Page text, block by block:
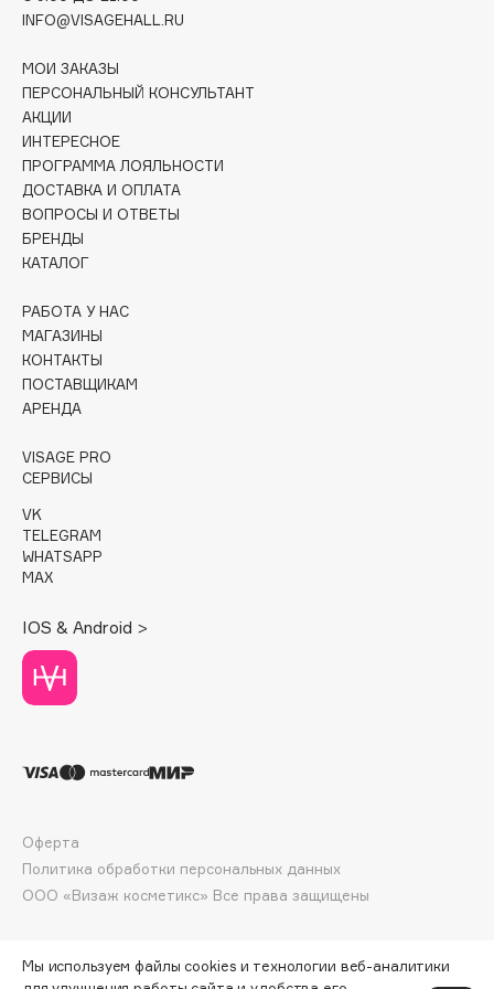
Deonica
Dior
Divage
Dolce & Gabbana
Dolomit
Dorco
DP Daily Perfection
Dr. Vranjes Firenze
Dr.Ceuracle
Dr.Jart+
DSD de Luxe
Dyson
E
Eat My
Ecolatier
EGIA
Eigshow
Elian Russia
EMBRACE Haircare
Emmanuelle Jane
INFO@VISAGEHALL.RU
МОИ ЗАКАЗЫ
ПЕРСОНАЛЬНЫЙ КОНСУЛЬТАНТ
АКЦИИ
ИНТЕРЕСНОЕ
ПРОГРАММА ЛОЯЛЬНОСТИ
ДОСТАВКА И ОПЛАТА
ВОПРОСЫ И ОТВЕТЫ
БРЕНДЫ
КАТАЛОГ
РАБОТА У НАС
МАГАЗИНЫ
КОНТАКТЫ
ПОСТАВЩИКАМ
АРЕНДА
VISAGE PRO
СЕРВИСЫ
VK
TELEGRAM
WHATSAPP
MAX
IOS & Android >
ООО «Визаж косметикс» Все права защищены
Оферта
Политика обработки персональных данных
Мы используем файлы cookies и технологии веб-аналитики